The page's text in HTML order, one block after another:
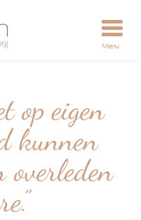
Menu
op eigen
kunnen
overleden